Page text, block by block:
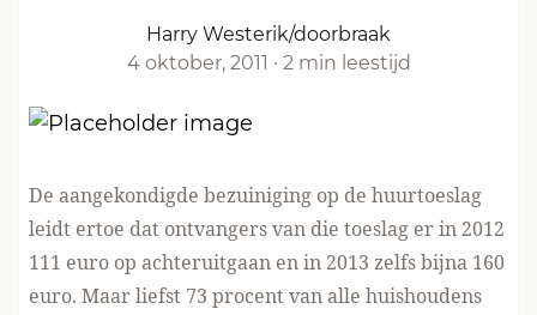
Harry Westerik/doorbraak
4 oktober, 2011 · 2 min leestijd
De aangekondigde bezuiniging op de huurtoeslag
leidt ertoe dat ontvangers van die toeslag er in 2012
111 euro op achteruitgaan en in 2013 zelfs bijna 160
euro. Maar liefst 73 procent van alle huishoudens